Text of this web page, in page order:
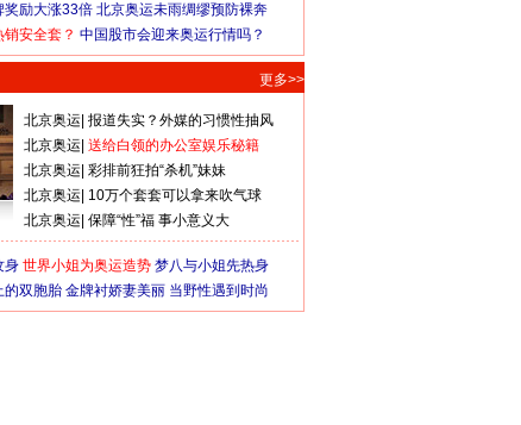
奖励大涨33倍 北京奥运未雨绸缪预防裸奔
安全套？ 中国股市会迎来奥运行情吗？
更多>>
北京奥运 报道失实？外媒的习惯性抽风
北京奥运 送给白领的办公室娱乐秘籍
北京奥运 彩排前狂拍“杀机”妹妹
北京奥运 10万个套套可以拿来吹气球
北京奥运 保障“性”福 事小意义大
身 世界小姐为奥运造势 梦八与小姐先热身
的双胞胎 金牌衬娇妻美丽 当野性遇到时尚